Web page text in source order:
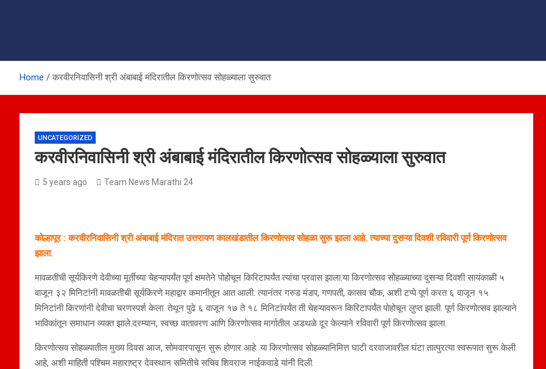
Home करवीरनिवासिनी श्री अंबाबाई मंदिरातील किरणोत्सव सोहळ्याला सुरुवात
UNCATEGORIZED
करवीरनिवासिनी श्री अंबाबाई मंदिरातील किरणोत्सव सोहळ्याला सुरुवात
5 years ago Team News Marathi 24
कोल्हापूर : करवीरनिवासिनी श्री अंबाबाई मंदिरात उत्तरायण कालखंडातील किरणोत्सव सोहळा सुरू झाला आहे. त्याच्या दुसऱ्या दिवशी रविवारी पूर्ण किरणोत्सव
झाला.
मावळतीची सूर्यकिरणे देवीच्या मूर्तीच्या चेहऱ्यापर्यंत पूर्ण क्षमतेने पोहोचून किरिटापर्यंत त्यांचा प्रवास झाला.या किरणोत्सव सोहळ्याच्या दुसऱ्या दिवशी सायंकाळी ५
वाजून ३२ मिनिटांनी मावळतीची सूर्यकिरणे महाद्वार कमानीतून आत आली. त्यानंतर गरुड मंडप, गणपती, कासव चौक, अशी टप्पे पूर्ण करत ६ वाजून १५
मिनिटांनी किरणांनी देवीचा चरणस्पर्श केला. तेथून पुढे ६ वाजून १७ ते १८ मिनिटांपर्यंत ती चेहऱ्यावरून किरिटापर्यंत पोहोचून लुप्त झाली. पूर्ण किरणोत्सव झाल्याने
भाविकांतून समाधान व्यक्त झाले.दरम्यान, स्वच्छ वातावरण आणि किरणोत्सव मार्गातील अडथळे दूर केल्याने रविवारी पूर्ण किरणोत्सव झाला.
किरणोत्सव सोहळ्यातील मुख्य दिवस आज, सोमवारपासून सुरू होणार आहे. या किरणोत्सव सोहळ्यानिमित्त घाटी दरवाजावरील घंटा तात्पुरत्या स्वरूपात सुरू केली
आहे, अशी माहिती पश्चिम महाराष्ट्र देवस्थान समितीचे सचिव शिवराज नाईकवाडे यांनी दिली.